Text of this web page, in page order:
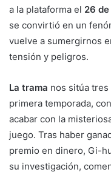
a la plataforma el 26
se convirtió en un
vuelve a sumergirnos
tensión y peligros.
La trama nos sitúa
primera temporada,
acabar con la
juego. Tras haber
premio en dinero, Gi-
su investigación,